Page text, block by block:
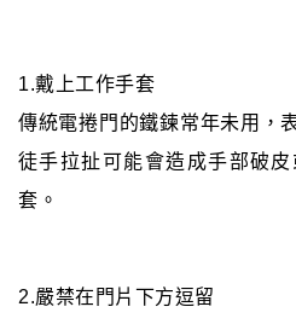
1.戴上工作手套
傳統電捲門的鐵鍊常年未用，
徒手拉扯可能會造成手部破
套。
2.嚴禁在門片下方逗留